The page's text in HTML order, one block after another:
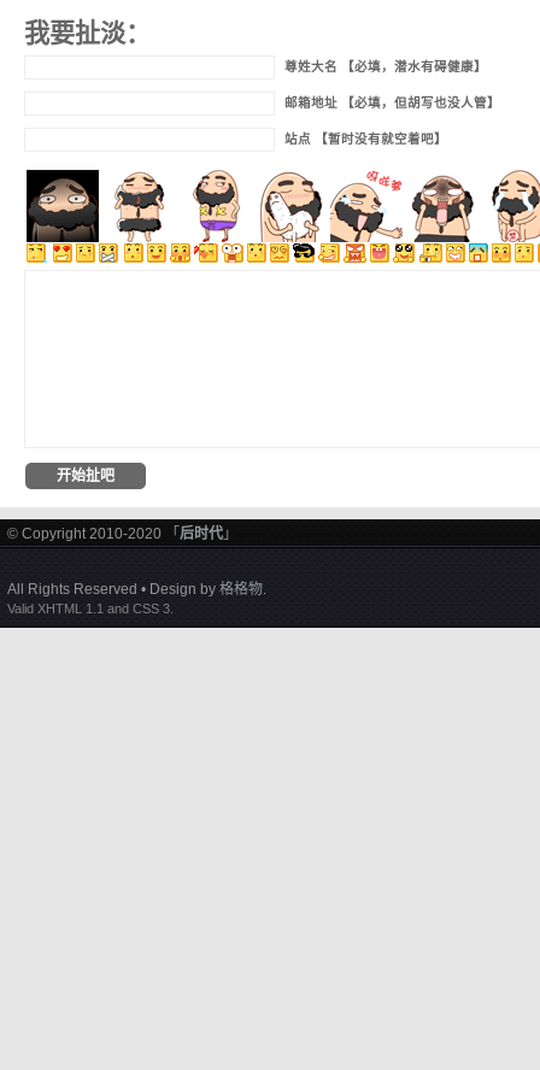
我要扯淡：
尊姓大名 【必填，潜水有碍健康】
邮箱地址 【必填，但胡写也没人管】
站点 【暂时没有就空着吧】
© Copyright 2010-2020 「 后时代 」
All Rights Reserved • Design by 格格物.
Valid XHTML 1.1 and CSS 3.